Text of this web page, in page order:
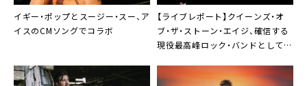
イギー・ポップとスージー・スー、ア
イスのCMソングでコラボ
【ライブレポート】クイーンズ・オ
ブ・ザ・ストーン・エイジ、確信する
現役最高峰ロック・バンドとしての